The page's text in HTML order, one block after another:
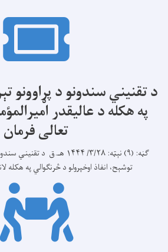
د تقنیني سندونو د پړاوونو
په هکله د عالیقدر
تعالی فرمان
ګڼه: (۹) نېټه: ۳/۲۸/ ۱۴۴۴ هـ.ق
توشېح، انفاذ اوخپرولو د څرنګوالي په هکله